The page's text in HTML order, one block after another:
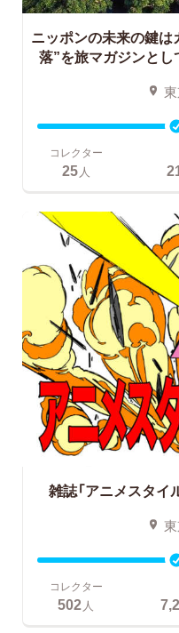
ニッポンの未来の鍵
落”を旅マガジンと
コレクター
25人
雑誌「アニメスタイ
コレクター
502人